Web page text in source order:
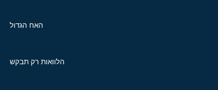
האח הגדול
הלוואות רק תבקש